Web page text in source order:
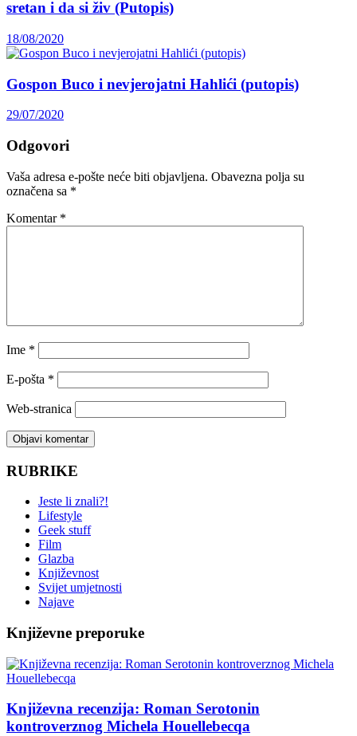
sretan i da si živ (Putopis)
18/08/2020
Gospon Buco i nevjerojatni Hahlići (putopis)
29/07/2020
Odgovori
Vaša adresa e-pošte neće biti objavljena. Obavezna polja su
označena sa *
Komentar *
Ime *
E-pošta *
Web-stranica
RUBRIKE
Jeste li znali?!
Lifestyle
Geek stuff
Film
Glazba
Književnost
Svijet umjetnosti
Najave
Književne preporuke
Književna recenzija: Roman Serotonin
kontroverznog Michela Houellebecqa